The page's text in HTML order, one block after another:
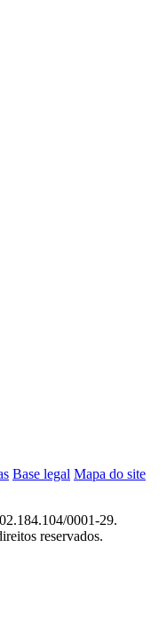
Base legal Mapa do site
0001-29.
reservados.